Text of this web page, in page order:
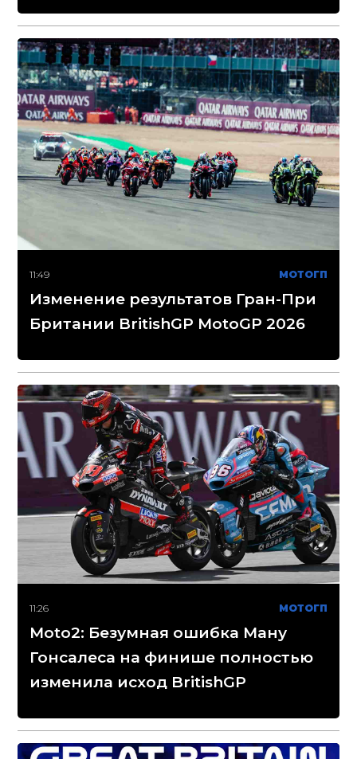
11:49 МОТОГП
Изменение результатов Гран-При
Британии BritishGP MotoGP 2026
11:26 МОТОГП
Moto2: Безумная ошибка Ману
Гонсалеса на финише полностью
изменила исход BritishGP